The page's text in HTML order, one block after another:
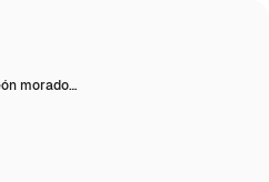
morado…